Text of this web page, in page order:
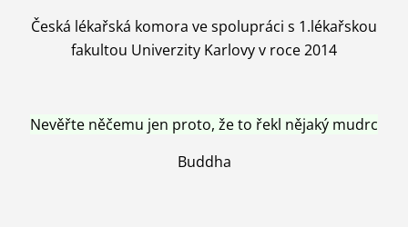
Česká lékařská komora ve spolupráci s 1.lékařskou
fakultou Univerzity Karlovy v roce 2014
Nevěřte něčemu jen proto, že to řekl nějaký mudrc
Buddha